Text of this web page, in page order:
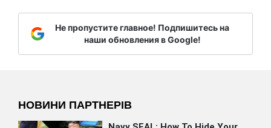
Не пропустите главное! Подпишитесь на
наши обновления в Google!